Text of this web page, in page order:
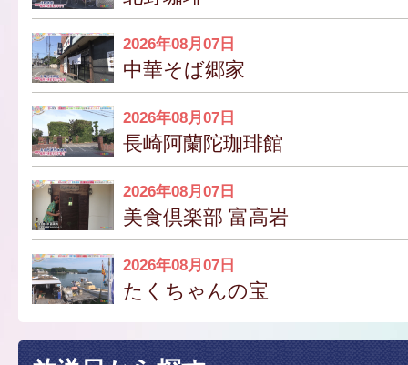
2026年08月07日
中華そば郷家
2026年08月07日
長崎阿蘭陀珈琲館
2026年08月07日
美食倶楽部 富高岩
2026年08月07日
たくちゃんの宝